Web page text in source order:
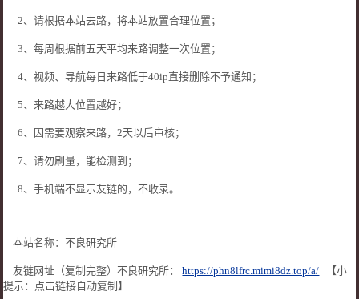
2、请根据本站去路，将本站放置合理位置；
3、每周根据前五天平均来路调整一次位置；
4、视频、导航每日来路低于40ip直接删除不予通知；
5、来路越大位置越好；
6、因需要观察来路，2天以后审核；
7、请勿刷量，能检测到；
8、手机端不显示友链的，不收录。
本站名称：不良研究所
友链网址（复制完整）不良研究所：https://phn8lfrc.mimi8dz.top/a/
【小
提示：点击链接自动复制】